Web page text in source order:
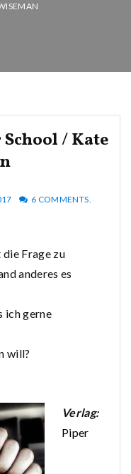
/ Kate
6 COMMENTS.
die Frage zu
anderes es
ich gerne
will?
Verlag:
Piper